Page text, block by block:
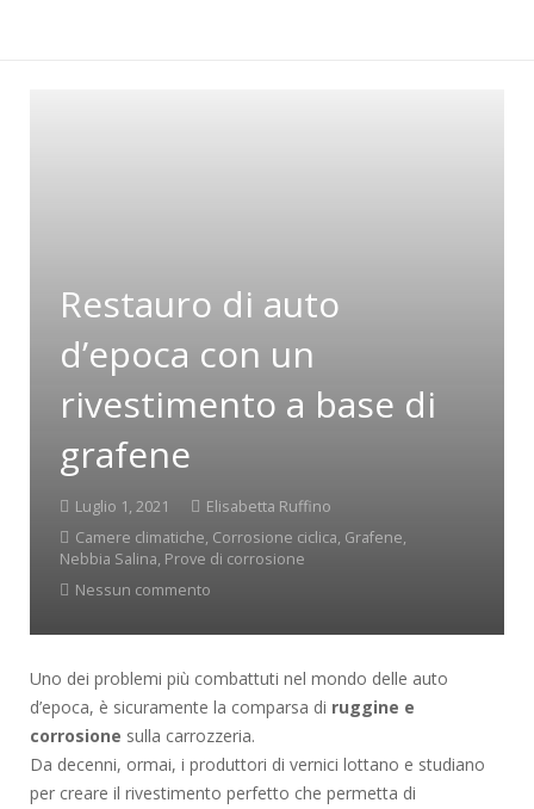
Restauro di auto
d’epoca con un
rivestimento a base di
grafene
Luglio 1, 2021
Elisabetta Ruffino
Camere climatiche, Corrosione ciclica, Grafene,
Nebbia Salina, Prove di corrosione
Nessun commento
Uno dei problemi più combattuti nel mondo delle auto
d’epoca, è sicuramente la comparsa di ruggine e
corrosione sulla carrozzeria.
Da decenni, ormai, i produttori di vernici lottano e studiano
per creare il rivestimento perfetto che permetta di